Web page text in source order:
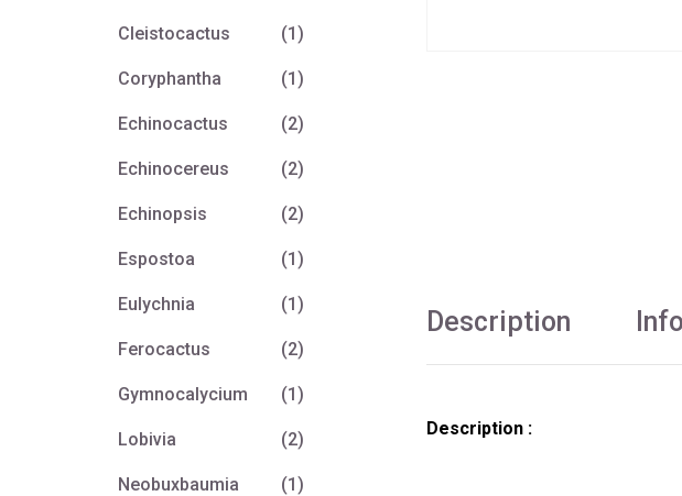
Description
Description :
Cleistocactus (1)
Coryphantha (1)
Echinocactus (2)
Echinocereus (2)
Echinopsis (2)
Espostoa (1)
Eulychnia (1)
Ferocactus (2)
Gymnocalycium (1)
Lobivia (2)
Neobuxbaumia (1)